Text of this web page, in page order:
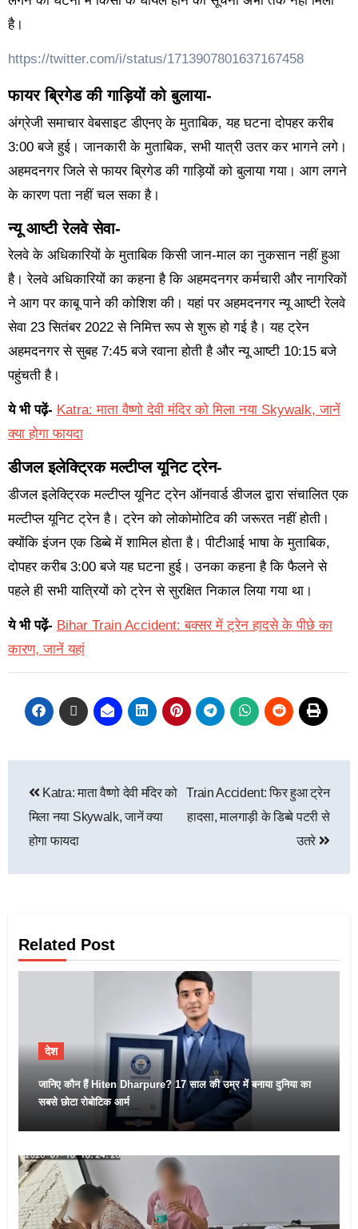
है।
https://twitter.com/i/status/1713907801637167458
फायर ब्रिगेड की गाड़ियों को बुलाया-
अंग्रेजी समाचार वेबसाइट डीएनए के मुताबिक, यह घटना दोपहर करीब
3:00 बजे हुई। जानकारी के मुताबिक, सभी यात्री उतर कर भागने लगे।
अहमदनगर जिले से फायर ब्रिगेड की गाड़ियों को बुलाया गया। आग लगने
के कारण पता नहीं चल सका है।
न्यू आष्टी रेलवे सेवा-
रेलवे के अधिकारियों के मुताबिक किसी जान-माल का नुकसान नहीं हुआ
है। रेलवे अधिकारियों का कहना है कि अहमदनगर कर्मचारी और नागरिकों
ने आग पर काबू पाने की कोशिश की। यहां पर अहमदनगर न्यू आष्टी रेलवे
सेवा 23 सितंबर 2022 से निमित्त रूप से शुरू हो गई है। यह ट्रेन
अहमदनगर से सुबह 7:45 बजे रवाना होती है और न्यू आष्टी 10:15 बजे
पहुंचती है।
ये भी पढ़ें- Katra: माता वैष्णो देवी मंदिर को मिला नया Skywalk, जानें
क्या होगा फायदा
डीजल इलेक्ट्रिक मल्टीप्ल यूनिट ट्रेन-
डीजल इलेक्ट्रिक मल्टीप्ल यूनिट ट्रेन ऑनवार्ड डीजल द्वारा संचालित एक
मल्टीप्ल यूनिट ट्रेन है। ट्रेन को लोकोमोटिव की जरूरत नहीं होती।
क्योंकि इंजन एक डिब्बे में शामिल होता है। पीटीआई भाषा के मुताबिक,
दोपहर करीब 3:00 बजे यह घटना हुई। उनका कहना है कि फैलने से
पहले ही सभी यात्रियों को ट्रेन से सुरक्षित निकाल लिया गया था।
ये भी पढ़ें- Bihar Train Accident: बक्सर में ट्रेन हादसे के पीछे का
कारण, जानें यहां
Katra: माता वैष्णो देवी मंदिर को
मिला नया Skywalk, जानें क्या
होगा फायदा
Train Accident: फिर हुआ ट्रेन
हादसा, मालगाड़ी के डिब्बे पटरी से
उतरे
Related Post
देश
जानिए कौन हैं Hiten Dharpure? 17 साल की उम्र में बनाया दुनिया का
सबसे छोटा रोबोटिक आर्म